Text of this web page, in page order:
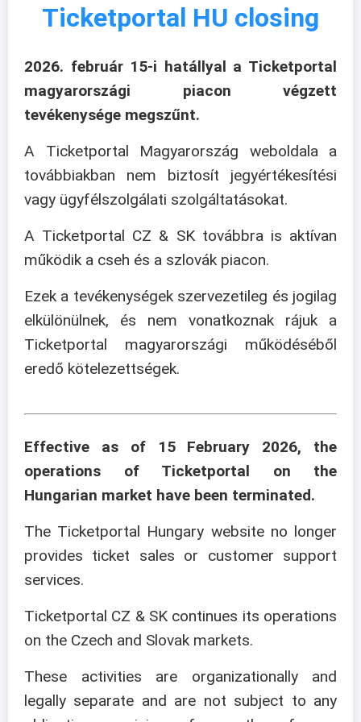
Ticketportal HU closing
2026. február 15-i hatállyal a Ticketportal
magyarországi piacon végzett
tevékenysége megszűnt.
A Ticketportal Magyarország weboldala a
továbbiakban nem biztosít jegyértékesítési
vagy ügyfélszolgálati szolgáltatásokat.
A Ticketportal CZ & SK továbbra is aktívan
működik a cseh és a szlovák piacon.
Ezek a tevékenységek szervezetileg és jogilag
elkülönülnek, és nem vonatkoznak rájuk a
Ticketportal magyarországi működéséből
eredő kötelezettségek.
Effective as of 15 February 2026, the
operations of Ticketportal on the
Hungarian market have been terminated.
The Ticketportal Hungary website no longer
provides ticket sales or customer support
services.
Ticketportal CZ & SK continues its operations
on the Czech and Slovak markets.
These activities are organizationally and
legally separate and are not subject to any